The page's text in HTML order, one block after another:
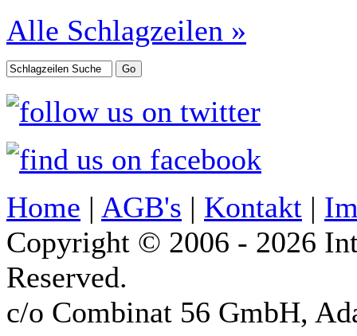
Alle Schlagzeilen »
Home | AGB's | Kontakt |
Copyright © 2006 - 2026
Reserved.
c/o Combinat 56 GmbH,